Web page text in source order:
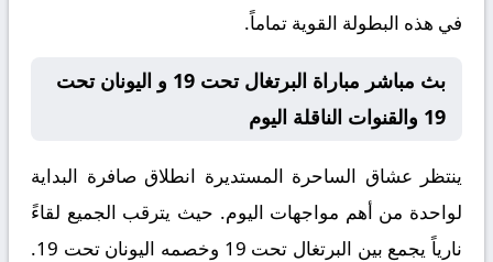
في هذه البطولة القوية تماماً.
بث مباشر مباراة البرتغال تحت 19 و اليونان تحت
19 والقنوات الناقلة اليوم
ينتظر عشاق الساحرة المستديرة انطلاق صافرة البداية
لواحدة من أهم مواجهات اليوم. حيث يترقب الجميع لقاءً
نارياً يجمع بين البرتغال تحت 19 وخصمه اليونان تحت 19
.